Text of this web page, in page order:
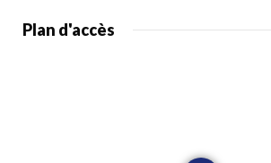
Plan d'accès